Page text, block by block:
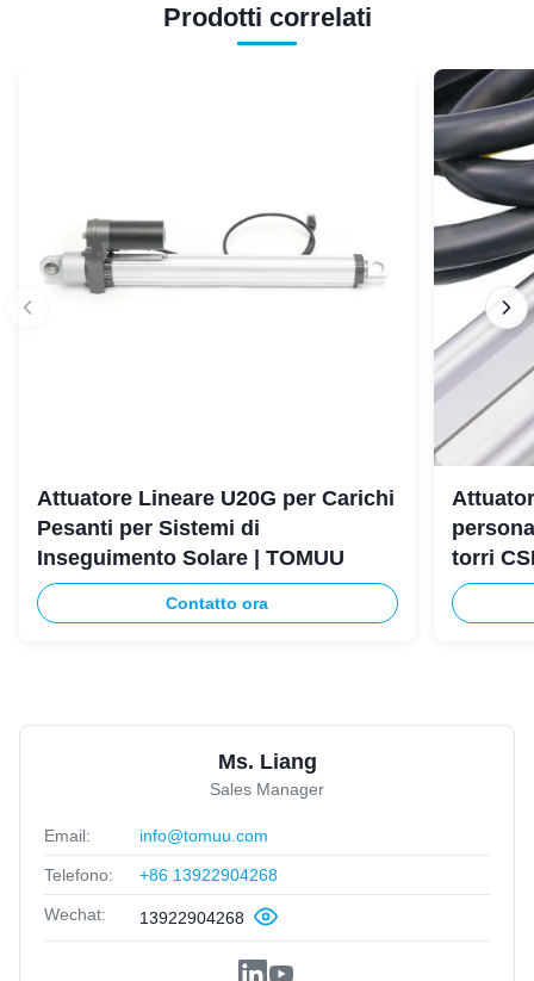
Prodotti correlati
Attuatore Lineare U20G per Carichi
Pesanti per Sistemi di
Inseguimento Solare | TOMUU
Contatto ora
torri
Ms. Liang
Sales Manager
Email: info@tomuu.com
Telefono: +86 13922904268
Wechat: 13922904268